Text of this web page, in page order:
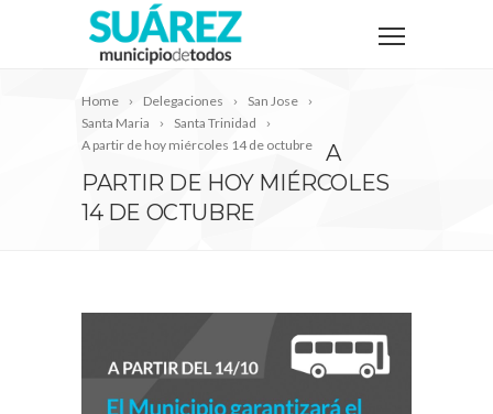
Home Delegaciones
San Jose
Santa Maria
Santa Trinidad
A partir de hoy miércoles 14 de octubre
A
PARTIR DE HOY MIÉRCOLES
14 DE OCTUBRE